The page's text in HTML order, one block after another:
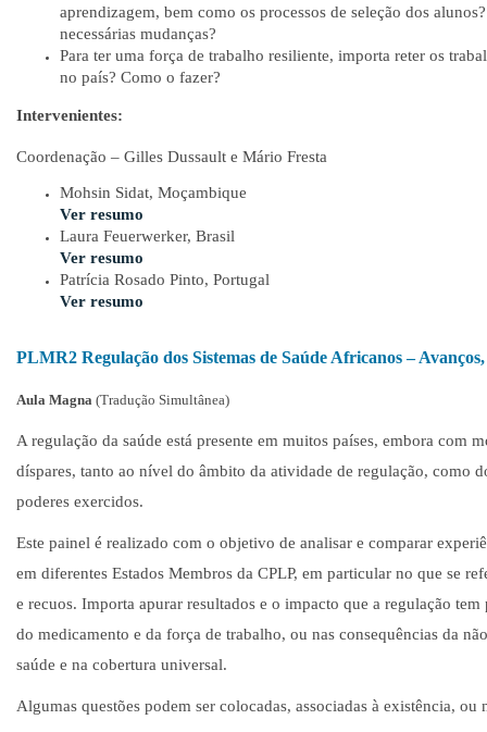
aprendizagem, bem como os processos de seleção dos
necessárias mudanças?
Para ter uma força de trabalho resiliente, importa reter os
no país? Como o fazer?
Intervenientes:
Coordenação – Gilles Dussault e Mário Fresta
Mohsin Sidat, Moçambique
Ver resumo
Laura Feuerwerker, Brasil
Ver resumo
Patrícia Rosado Pinto, Portugal
Ver resumo
PLMR2 Regulação dos Sistemas de Saúde Africanos –
Aula Magna (Tradução Simultânea)
A regulação da saúde está presente em muitos países, embora com
díspares, tanto ao nível do âmbito da atividade de regulação, como
poderes exercidos.
Este painel é realizado com o objetivo de analisar e comparar
em diferentes Estados Membros da CPLP, em particular no que se
e recuos. Importa apurar resultados e o impacto que a regulação
do medicamento e da força de trabalho, ou nas consequências da
saúde e na cobertura universal.
Algumas questões podem ser colocadas, associadas à existência, ou